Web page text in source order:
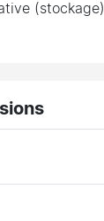
(stockage)